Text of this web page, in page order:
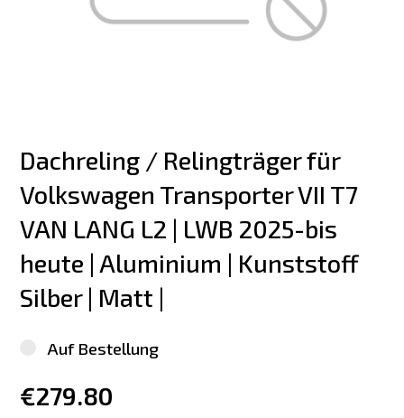
Dachreling / Relingträger für
Volkswagen Transporter VII T7
VAN LANG L2 | LWB 2025-bis
heute | Aluminium | Kunststoff
Silber | Matt |
Auf Bestellung
€279.80